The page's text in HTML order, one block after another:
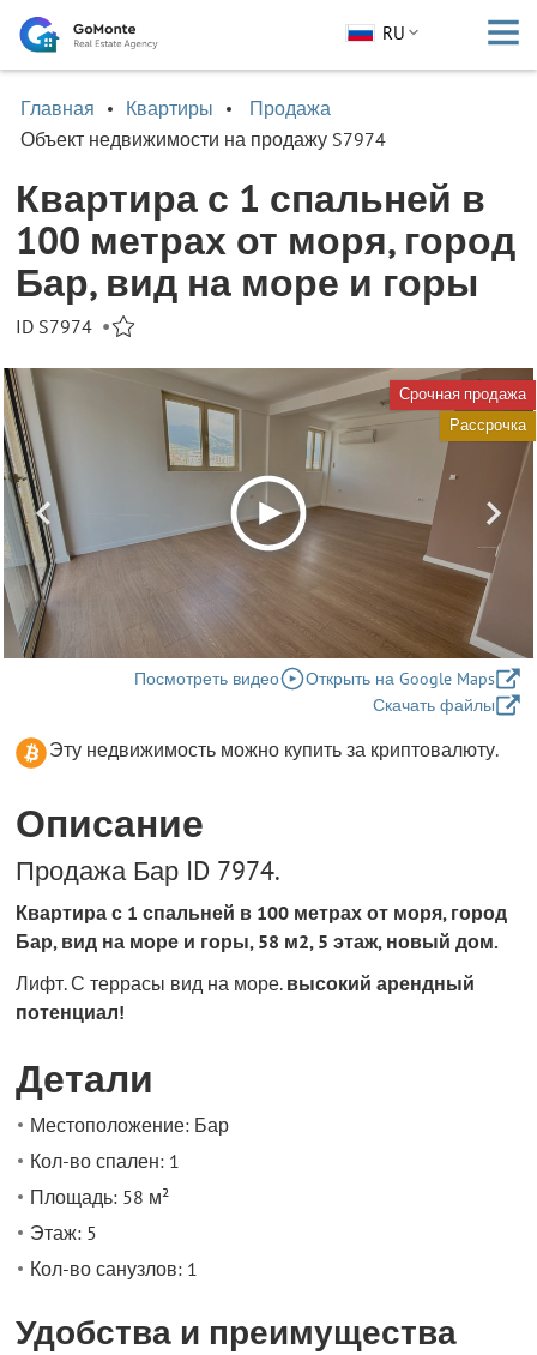
RU
Главная Квартиры
Продажа
Объект недвижимости на продажу S7974
Квартира с 1 спальней в
100 метрах от моря, город
Бар, вид на море и горы
ID S7974 •
Срочная продажа
Рассрочка
Посмотреть видео
Открыть на Google Maps
Скачать файлы
Эту недвижимость можно купить за криптовалюту.
Описание
Продажа Бар ID 7974.
Квартира с 1 спальней в 100 метрах от моря, город
Бар, вид на море и горы, 58 м2, 5 этаж, новый дом.
Лифт. С террасы вид на море. высокий арендный
потенциал!
Детали
Местоположение: Бар
Кол-во спален: 1
Площадь: 58 м²
Этаж: 5
Кол-во санузлов: 1
Удобства и преимущества